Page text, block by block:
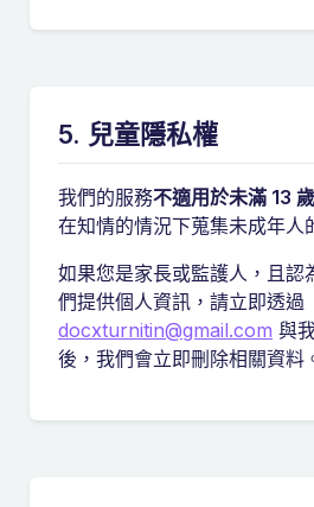
5. 兒童隱私權
我們的服務不適用於未滿 13
在知情的情況下蒐集未成年人
如果您是家長或監護人，且認
們提供個人資訊，請立即透過
docxturnitin@gmail.com 與
後，我們會立即刪除相關資料